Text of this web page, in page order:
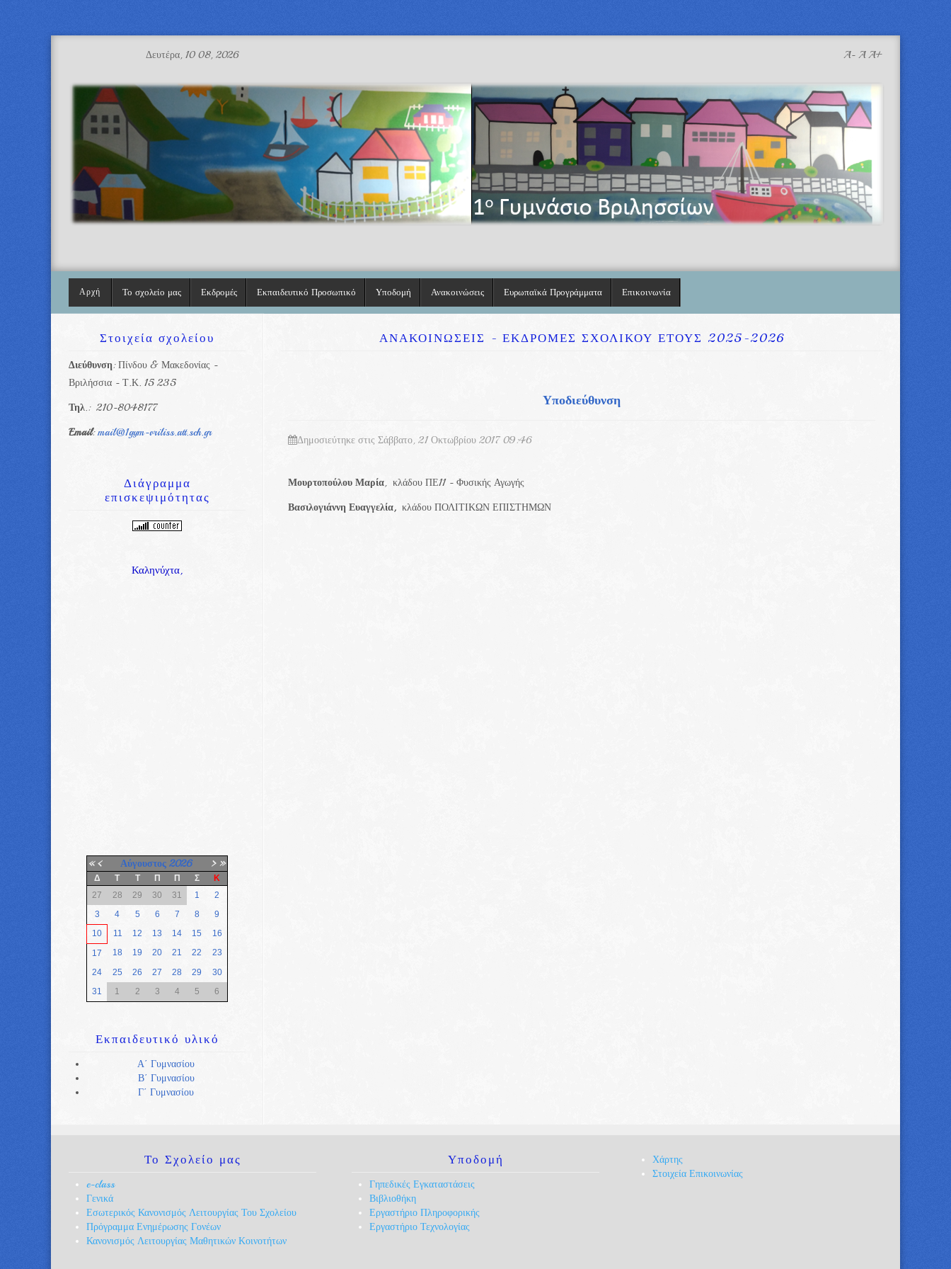
Δευτέρα, 10 08, 2026 A- A A+
Αρχή Το σχολείο μας Εκδρομές Εκπαιδευτικό Προσωπικό Υποδομή Ανακοινώσεις Ευρωπαϊκά Προγράμματα Επικοινωνία
ΑΝΑΚΟΙΝΩΣΕΙΣ - ΕΚΔΡΟΜΕΣ ΣΧΟΛΙΚΟΥ ΕΤΟΥΣ 2025-2026
Υποδιεύθυνση
Δημοσιεύτηκε στις Σάββατο, 21 Οκτωβρίου 2017 09:46
Μουρτοπούλου Μαρία, κλάδου ΠΕ11 - Φυσικής Αγωγής
Βασιλογιάννη Ευαγγελία, κλάδου ΠΟΛΙΤΙΚΩΝ ΕΠΙΣΤΗΜΩΝ
Στοιχεία σχολείου
Διεύθυνση: Πίνδου & Μακεδονίας -
Βριλήσσια - Τ.Κ. 15 235
Τηλ.: 210-8048177
Email:mail@1gym-vriliss.att.sch.gr
Διάγραμμα
επισκεψιμότητας
Καληνύχτα,
« < Αύγουστος 2026 > »
Δ Τ Τ Π Π Σ
Κ
27
28 29 30 31 1
2
3
4 5 6 7 8
9
10
11 12 13 14 15
16
17
18 19 20 21 22
23
24
25 26 27 28 29
30
31
1 2 3 4 5 6
Εκπαιδευτικό υλικό
Α΄ Γυμνασίου
Β΄ Γυμνασίου
Γ΄ Γυμνασίου
Το Σχολείο μας
e-class
Γενικά
Εσωτερικός Κανονισμός Λειτουργίας Του Σχολείου
Πρόγραμμα Ενημέρωσης Γονέων
Κανονισμός Λειτουργίας Μαθητικών Κοινοτήτων
Υποδομή
Γηπεδικές Εγκαταστάσεις
Βιβλιοθήκη
Εργαστήριο Πληροφορικής
Εργαστήριο Τεχνολογίας
Χάρτης
Στοιχεία Επικοινωνίας